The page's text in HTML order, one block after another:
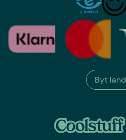
Byt land